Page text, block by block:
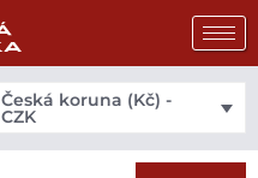
Česká koruna (Kč) -
CZK